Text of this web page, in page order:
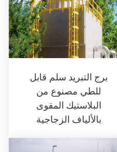
برج التبريد سلم قابل
للطي مصنوع من
البلاستيك المقوى
بالألياف الزجاجية